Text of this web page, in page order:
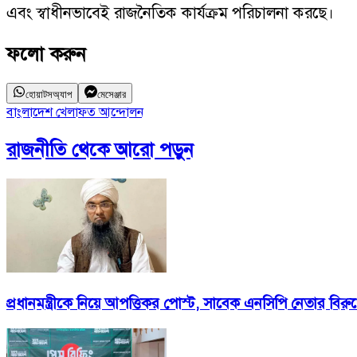
এবং স্বাধীনভাবেই রাজনৈতিক কার্যক্রম পরিচালনা করছে।
ফলো করুন
হোয়াটসঅ্যাপ মেসেঞ্জার
বাংলাদেশ খেলাফত আন্দোলন
রাজনীতিথেকে আরো পড়ুন
প্রধানমন্ত্রীকে নিয়ে আপত্তিকর পোস্ট, সাবেক এনসিপি নেতার